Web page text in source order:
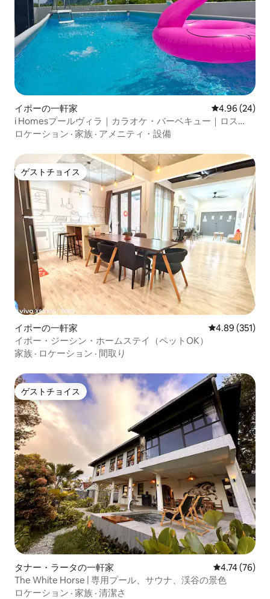
イポーの一軒家 レビュー24
4.96 (24)
i Homesプールヴィラ｜カラオケ・バーベキュー｜ロス
ト・ワールド近く
ロケーション · 家族 · アメニティ・設備
ゲストチョイス
ゲストチョイス
イポーの一軒家 レビュー351
4.89 (351)
イポー・ジーシン・ホームステイ（ペットOK）
家族 · ロケーション · 間取り
ゲストチョイス
ゲストチョイス
タナー・ラータの一軒家 レビュー76
4.74 (76)
The White Horse | 専用プール、サウナ、渓谷の景色
ロケーション · 家族 · 清潔さ